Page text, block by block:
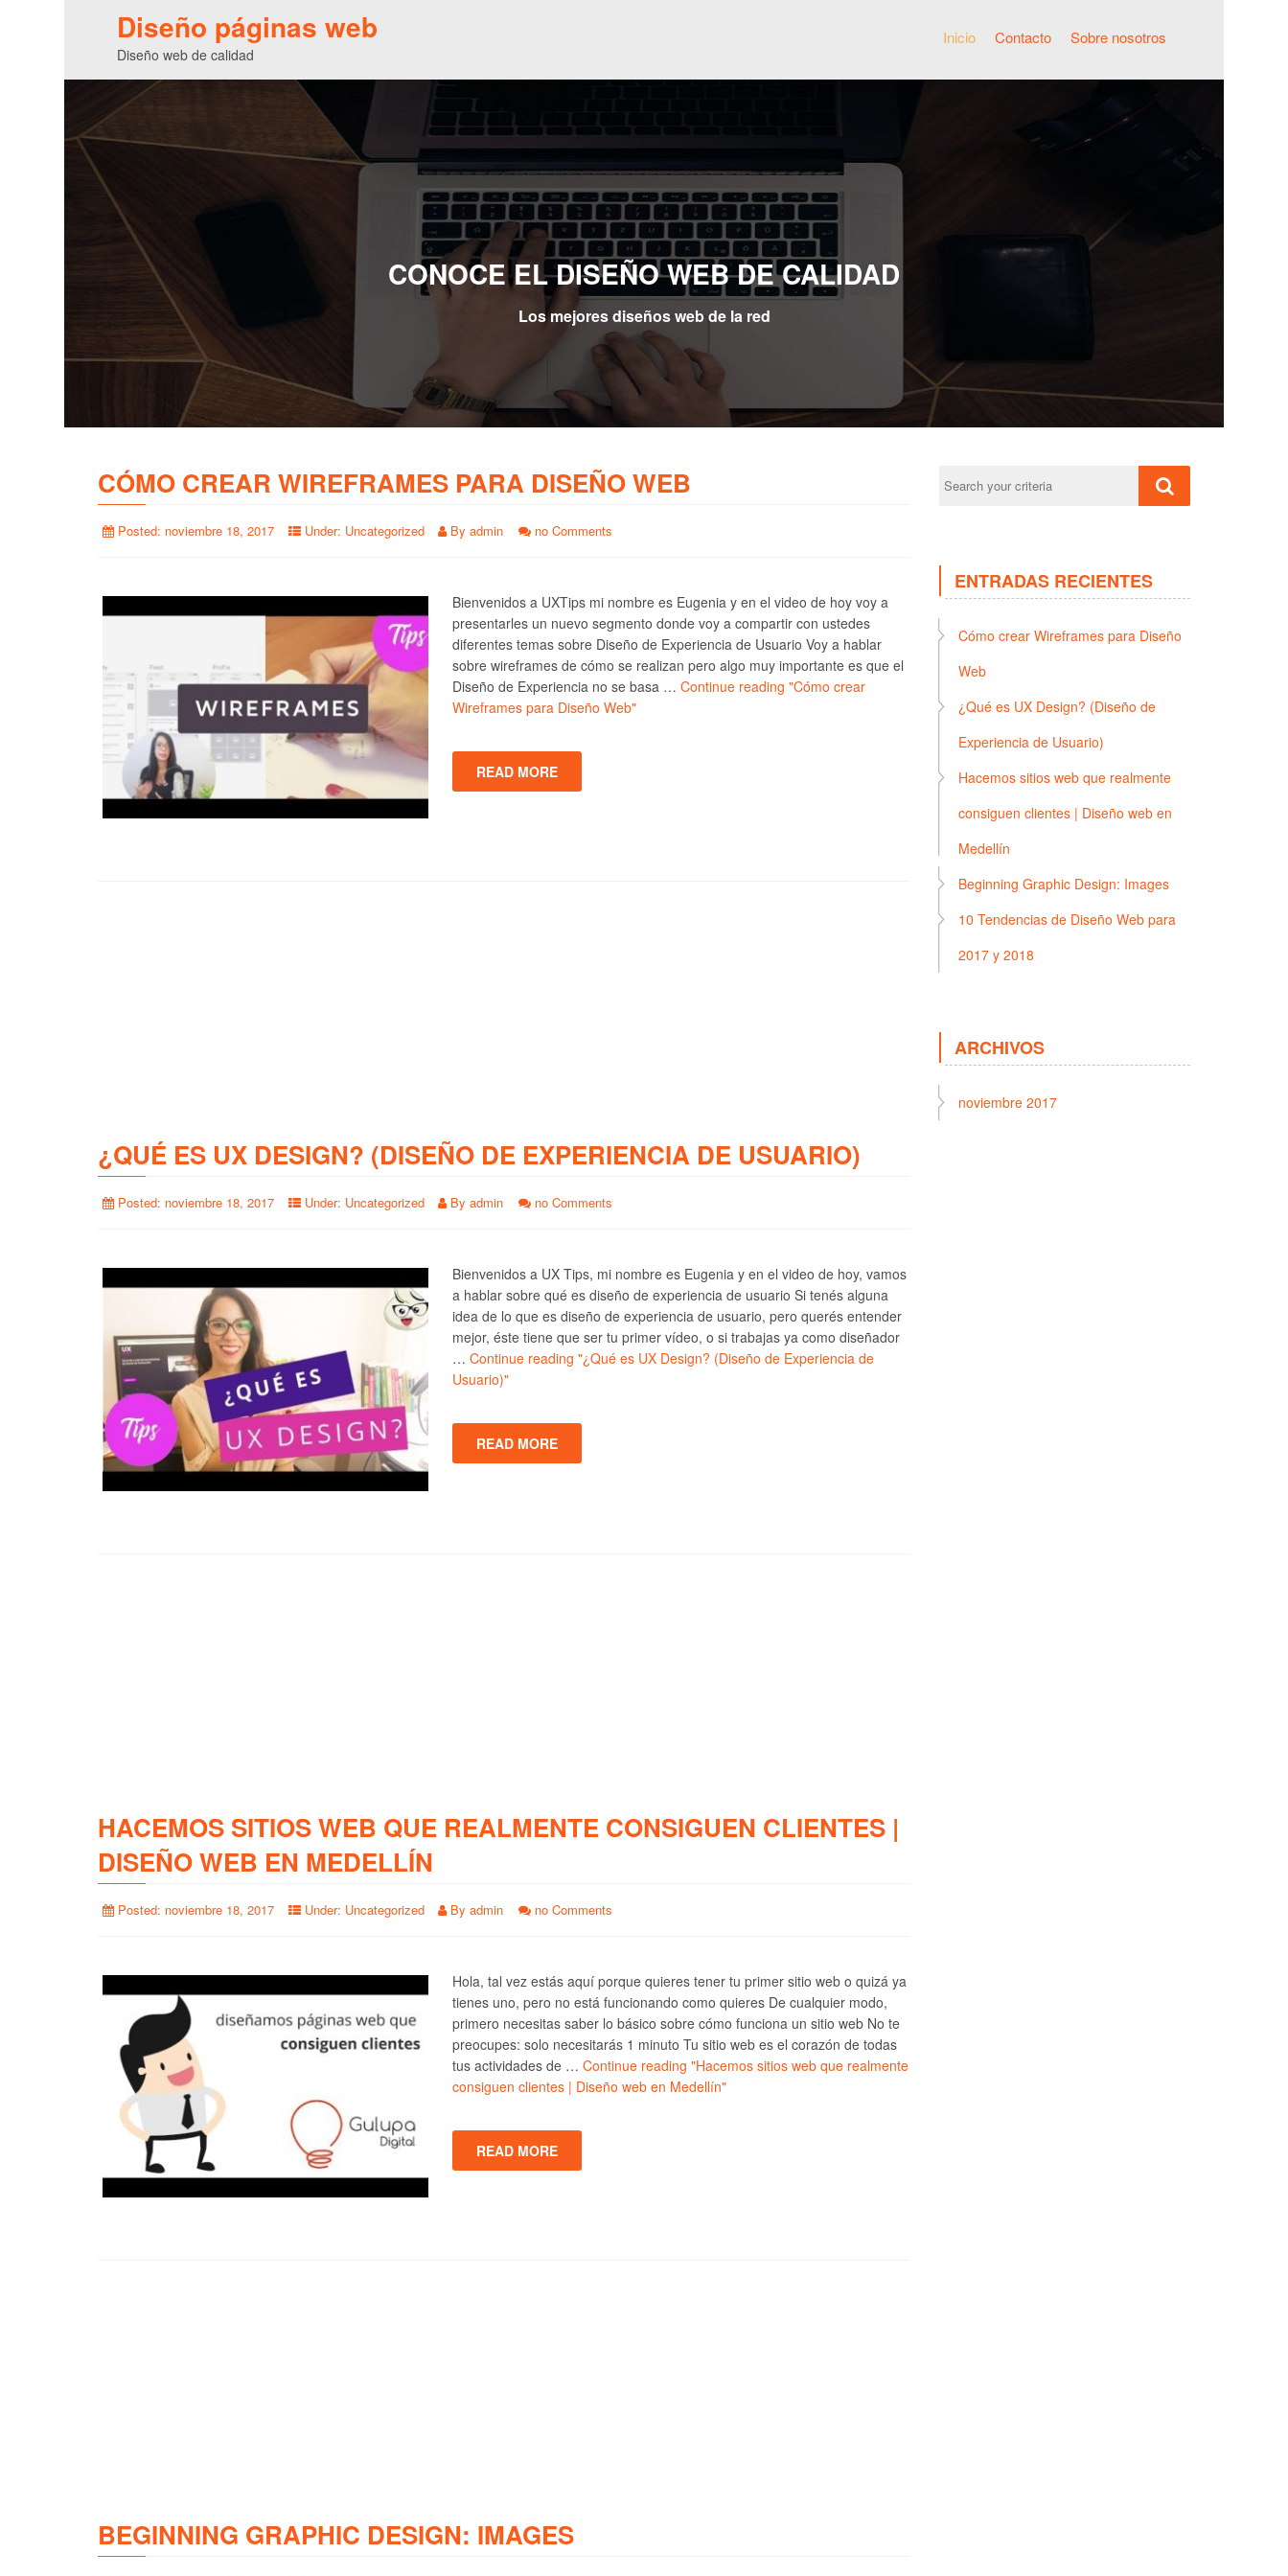
Diseño páginas web
Diseño web de calidad
Inicio Contacto Sobre nosotros
CONOCE EL DISEÑO WEB DE CALIDAD
Los mejores diseños web de la red
CÓMO CREAR WIREFRAMES PARA DISEÑO WEB
Posted: noviembre 18, 2017 Under: Uncategorized By admin no Comments
Bienvenidos a UXTips mi nombre es Eugenia y en el video de hoy voy a
presentarles un nuevo segmento donde voy a compartir con ustedes
diferentes temas sobre Diseño de Experiencia de Usuario Voy a hablar
sobre wireframes de cómo se realizan pero algo muy importante es que el
Diseño de Experiencia no se basa … Continue reading "Cómo crear
Wireframes para Diseño Web"
READ MORE
¿QUÉ ES UX DESIGN? (DISEÑO DE EXPERIENCIA DE USUARIO)
Posted: noviembre 18, 2017 Under: Uncategorized By admin no Comments
Bienvenidos a UX Tips, mi nombre es Eugenia y en el video de hoy, vamos
a hablar sobre qué es diseño de experiencia de usuario Si tenés alguna
idea de lo que es diseño de experiencia de usuario, pero querés entender
mejor, éste tiene que ser tu primer vídeo, o si trabajas ya como diseñador
… Continue reading "¿Qué es UX Design? (Diseño de Experiencia de
Usuario)"
READ MORE
HACEMOS SITIOS WEB QUE REALMENTE CONSIGUEN CLIENTES |
DISEÑO WEB EN MEDELLÍN
Posted: noviembre 18, 2017 Under: Uncategorized By admin no Comments
Hola, tal vez estás aquí porque quieres tener tu primer sitio web o quizá ya
tienes uno, pero no está funcionando como quieres De cualquier modo,
primero necesitas saber lo básico sobre cómo funciona un sitio web No te
preocupes: solo necesitarás 1 minuto Tu sitio web es el corazón de todas
tus actividades de … Continue reading "Hacemos sitios web que realmente
consiguen clientes | Diseño web en Medellín"
READ MORE
BEGINNING GRAPHIC DESIGN: IMAGES
ENTRADAS RECIENTES
Cómo crear Wireframes para Diseño
Web
¿Qué es UX Design? (Diseño de
Experiencia de Usuario)
Hacemos sitios web que realmente
consiguen clientes | Diseño web en
Medellín
Beginning Graphic Design: Images
10 Tendencias de Diseño Web para
2017 y 2018
ARCHIVOS
noviembre 2017